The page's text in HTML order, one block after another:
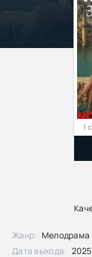
1
Жанр: Мелодрама
Дата выхода: